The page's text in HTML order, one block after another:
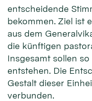
entscheidende
bekommen. Ziel ist
aus dem
die künftigen
Insgesamt sollen
entstehen. Die
Gestalt dieser
verbunden.